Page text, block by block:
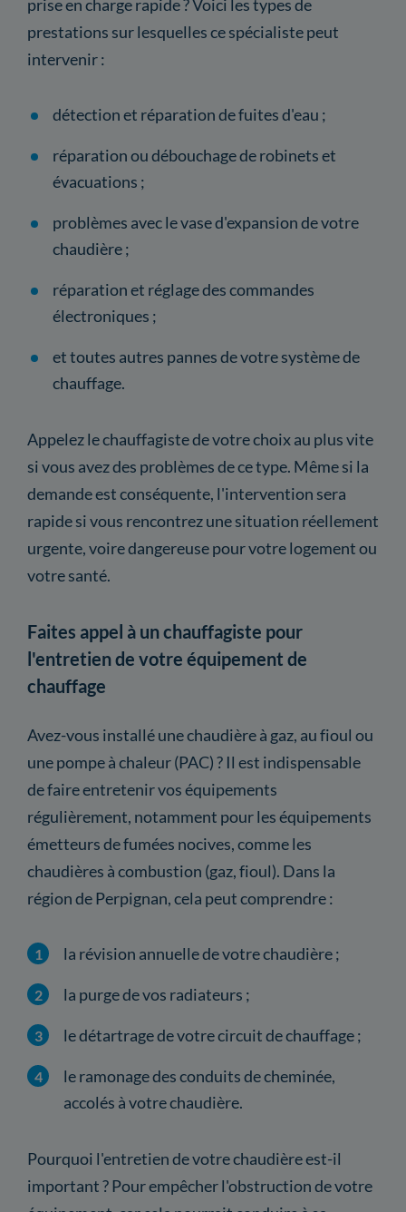
prise en charge rapide ? Voici les types de
prestations sur lesquelles ce spécialiste peut
intervenir :
détection et réparation de fuites d'eau ;
réparation ou débouchage de robinets et
évacuations ;
problèmes avec le vase d'expansion de votre
chaudière ;
réparation et réglage des commandes
électroniques ;
et toutes autres pannes de votre système de
chauffage.
Appelez le chauffagiste de votre choix au plus vite
si vous avez des problèmes de ce type. Même si la
demande est conséquente, l'intervention sera
rapide si vous rencontrez une situation réellement
urgente, voire dangereuse pour votre logement ou
votre santé.
Faites appel à un chauffagiste pour
l'entretien de votre équipement de
chauffage
Avez-vous installé une chaudière à gaz, au fioul ou
une pompe à chaleur (PAC) ? Il est indispensable
de faire entretenir vos équipements
régulièrement, notamment pour les équipements
émetteurs de fumées nocives, comme les
chaudières à combustion (gaz, fioul). Dans la
région de Perpignan, cela peut comprendre :
la révision annuelle de votre chaudière ;
la purge de vos radiateurs ;
le détartrage de votre circuit de chauffage ;
le ramonage des conduits de cheminée,
accolés à votre chaudière.
Pourquoi l'entretien de votre chaudière est-il
important ? Pour empêcher l'obstruction de votre